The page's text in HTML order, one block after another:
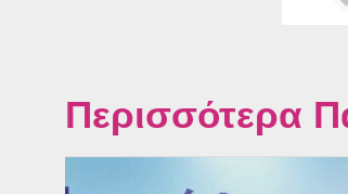
Περισσότερα